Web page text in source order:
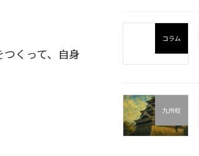
くって、自身
コラム
九州校